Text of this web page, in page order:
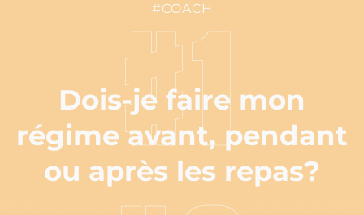
#COACH
#1
Dois-je faire mon
régime avant, pendant
ou après les repas?